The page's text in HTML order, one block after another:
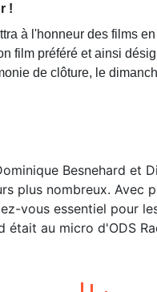
!
à l'honneur des films
film préféré et ainsi
de clôture, le
Besnehard et
plus nombreux. Avec
vous essentiel pour
était au micro d'ODS